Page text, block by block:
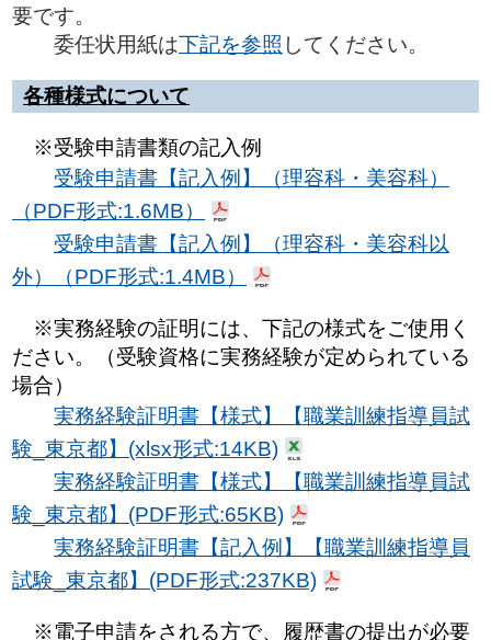
要です。
委任状用紙は下記を参照 してください。
各種様式について
※受験申請書類の記入例
受験申請書【記入例】（理容科・美容科）
（PDF形式:1.6MB）
受験申請書【記入例】（理容科・美容科以
外）（PDF形式:1.4MB）
※実務経験の証明には、下記の様式をご使用く
ださい。（受験資格に実務経験が定められている
場合）
実務経験証明書【様式】【職業訓練指導員試
験_東京都】(xlsx形式:14KB)
実務経験証明書【様式】【職業訓練指導員試
験_東京都】(PDF形式:65KB)
実務経験証明書【記入例】【職業訓練指導員
試験_東京都】(PDF形式:237KB)
※電子申請をされる方で、履歴書の提出が必要